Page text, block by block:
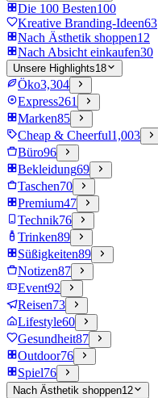
Die 100 Besten100
Kreative Branding-Ideen63
Nach Ästhetik shoppen12
Nach Absicht einkaufen30
Unsere Highlights18
Öko3,304
Express261
Marken85
Cheap & Cheerful1,003
Büro96
Bekleidung69
Taschen70
Premium47
Technik76
Trinken89
Süßigkeiten89
Notizen87
Event92
Reisen73
Lifestyle60
Gesundheit87
Outdoor76
Spiel76
Nach Ästhetik shoppen12